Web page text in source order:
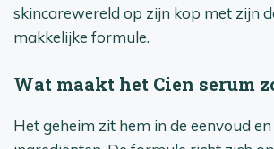
skincarewereld op zijn kop met zijn
makkelijke formule.
Wat maakt het Cien serum
Het geheim zit hem in de eenvoud